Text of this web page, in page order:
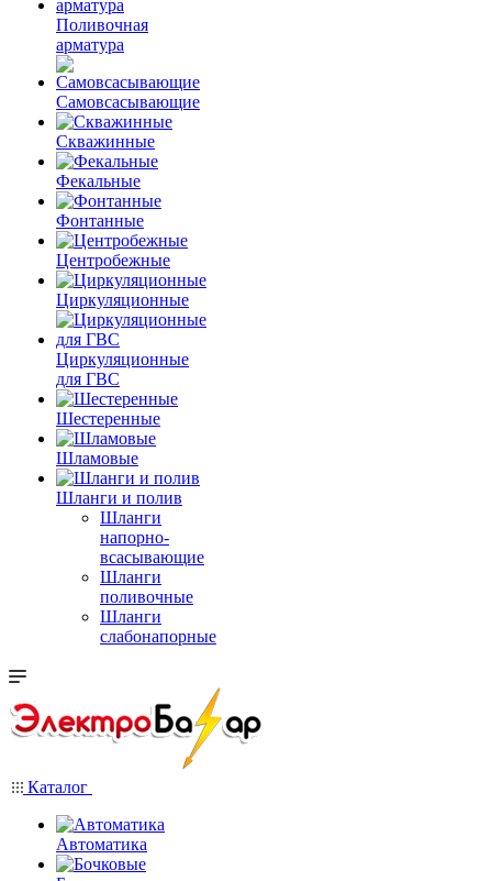
Поливочная
арматура
Самовсасывающие
Скважинные
Фекальные
Фонтанные
Центробежные
Циркуляционные
Циркуляционные
для ГВС
Шестеренные
Шламовые
Шланги и полив
Шланги
напорно-
всасывающие
Шланги
поливочные
Шланги
слабонапорные
Каталог
Автоматика